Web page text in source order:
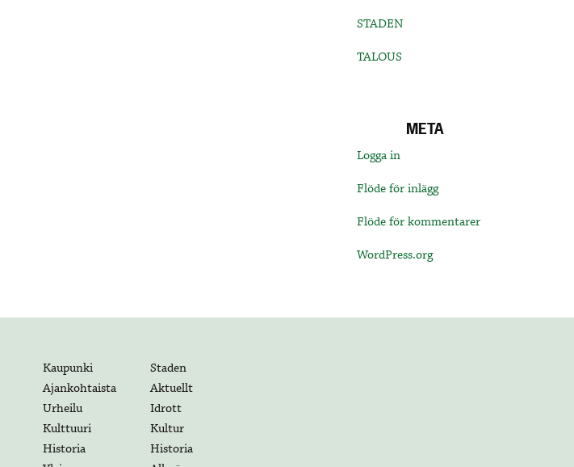
STADEN
TALOUS
META
Logga in
Flöde för inlägg
Flöde för kommentarer
WordPress.org
Kaupunki
Staden
Ajankohtaista
Aktuellt
Urheilu
Idrott
Kulttuuri
Kultur
Historia
Historia